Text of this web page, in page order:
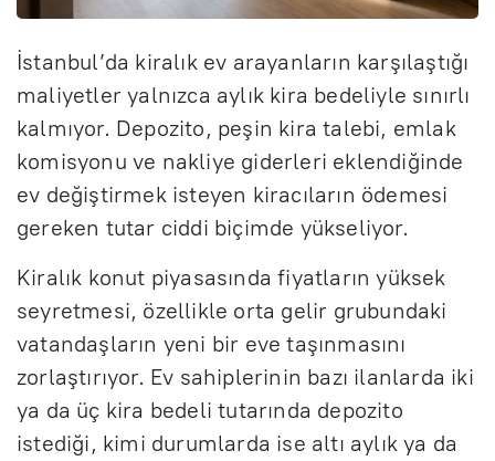
İstanbul’da kiralık ev arayanların karşılaştığı
maliyetler yalnızca aylık kira bedeliyle sınırlı
kalmıyor. Depozito, peşin kira talebi, emlak
komisyonu ve nakliye giderleri eklendiğinde
ev değiştirmek isteyen kiracıların ödemesi
gereken tutar ciddi biçimde yükseliyor.
Kiralık konut piyasasında fiyatların yüksek
seyretmesi, özellikle orta gelir grubundaki
vatandaşların yeni bir eve taşınmasını
zorlaştırıyor. Ev sahiplerinin bazı ilanlarda iki
ya da üç kira bedeli tutarında depozito
istediği, kimi durumlarda ise altı aylık ya da